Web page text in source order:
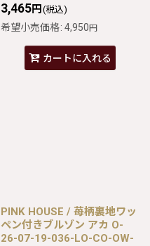
3,465円 (税込)
希望小売価格: 4,950円
カートに入れる
PINK HOUSE / 苺柄裏地ワッ
ペン付きブルゾン アカ O-
26-07-19-036-LO-CO-OW-